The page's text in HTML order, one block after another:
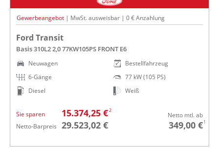
Gewerbeangebot | MwSt. ausweisbar | 0 € Anzahlung
Ford Transit
Basis 310L2 2,0 77KW105PS FRONT E6
Neuwagen
6-Gänge
Diesel
Bestellfahrzeug
77 kW (105 PS)
Weiß
Sie sparen 15.374,25 €2
Netto-Barpreis 29.523,02 €
Netto mtl. ab
349,00 €1